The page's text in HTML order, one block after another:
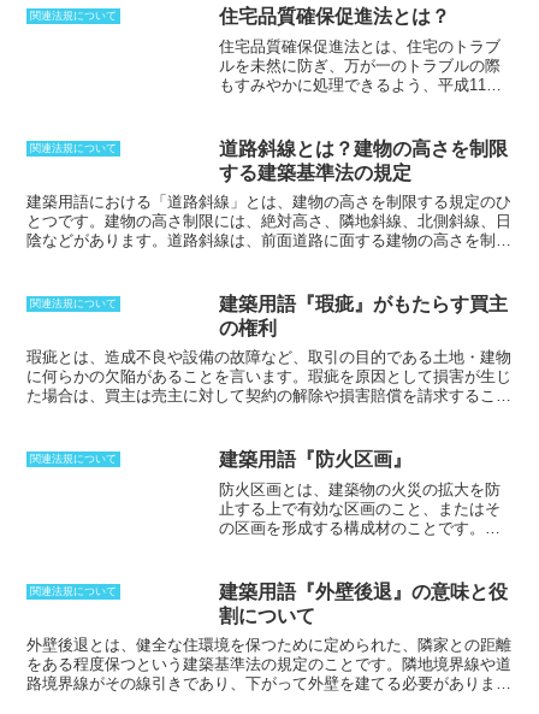
員の人件費、及び交通費などが含まれ
る。また、敷地の地盤や耐久力を調べ
る、地盤調査費や確認申請料、竣工検査
料も該当する。具体的な建築諸費用の内
訳は以下のようになっている。・現場の
種保険料住宅瑕疵担保履行法により義務
付けられた、住宅瑕疵担保責任保険をは
じめとして、火災保険料や地震保険料な
ど・現場員の人件費現場で働く職人や作
業員の人件費・交通費現場への移動にか
かる交通費・地盤調査費敷地の地盤や耐
料竣工検査にかかる費用・登録免許税表
示登記や所有権保存登記などの登録免許
税・印紙税各契約書を作成する際に必要
となる印紙税・不動産取得税不動産を取
得したときに課税される不動産取得税・
その他各種負担金など
関連法規について 住宅品質確保促進法とは？
住宅品質確保促進法とは、住宅のトラブ
ルを未然に防ぎ、万が一のトラブルの際
もすみやかに処理できるよう、平成11年
法律」、略して「品確法」と呼ぶ。品確
法は、主に「住宅性能表示制度」「 基本
構造部分の10年保証」「住宅専門の紛争
処理機関
」という3点で構成されている。
関連法規について
道路斜線とは？建物の高さを制限
する建築基準法の規定
建築用語における「道路斜線」とは、建物の高さを制限する規定のひ
とつです。建物の高さ制限には、絶対高さ、隣地斜線、北側斜線、日
陰などがあります。道路斜線は、前面道路に面する建物の高さを制限
「1.5」で求められます。敷地内において、この道路斜線より低い部
分が建築可能な範囲となります。道路斜線の導入目的は、 都市景観を
保全し、日照や通風を確保すること
さが制限されることで、前面道路から見た建物の圧迫感を軽減し、良
好な街並み景観を維持することができます。また、道路斜線によって
建物の高さが制限されることで、建物の間に十分な日照や通風の空間
関連法規について
建築用語『瑕疵』がもたらす買主
の権利
瑕疵とは、造成不良や設備の故障など、取引の目的である土地・建物
に何らかの欠陥があることを言います。瑕疵を原因として損害が生じ
た場合は、買主は売主に対して契約の解除や損害賠償を請求すること
できなくなったことによって被った損失も含まれます。また、損害賠
償の額は、瑕疵の程度や買主の受ける損害の程度によって異なりま
関連法規について 建築用語『防火区画』
防火区画とは、建築物の火災の拡大を防
止する上で有効な区画のこと、またはそ
の区画を形成する構成材のことです。耐
ばなりません。ファイアダンパと呼ばれ
る火炎防止装置が空調用のダクトに備え
られる例があります。建築基準法施行令
第112条に規定されており、第1項から第
16項までの項目ごとの目的に応じて、大
きく「面積区画」「水平区画」「竪穴区
関連法規について
建築用語『外壁後退』の意味と役
割について
外壁後退とは、健全な住環境を保つために定められた、隣家との距離
をある程度保つという建築基準法の規定のことです。 隣地境界線や道
路境界線がその線引きであり、下がって外壁を建てる必要がありま